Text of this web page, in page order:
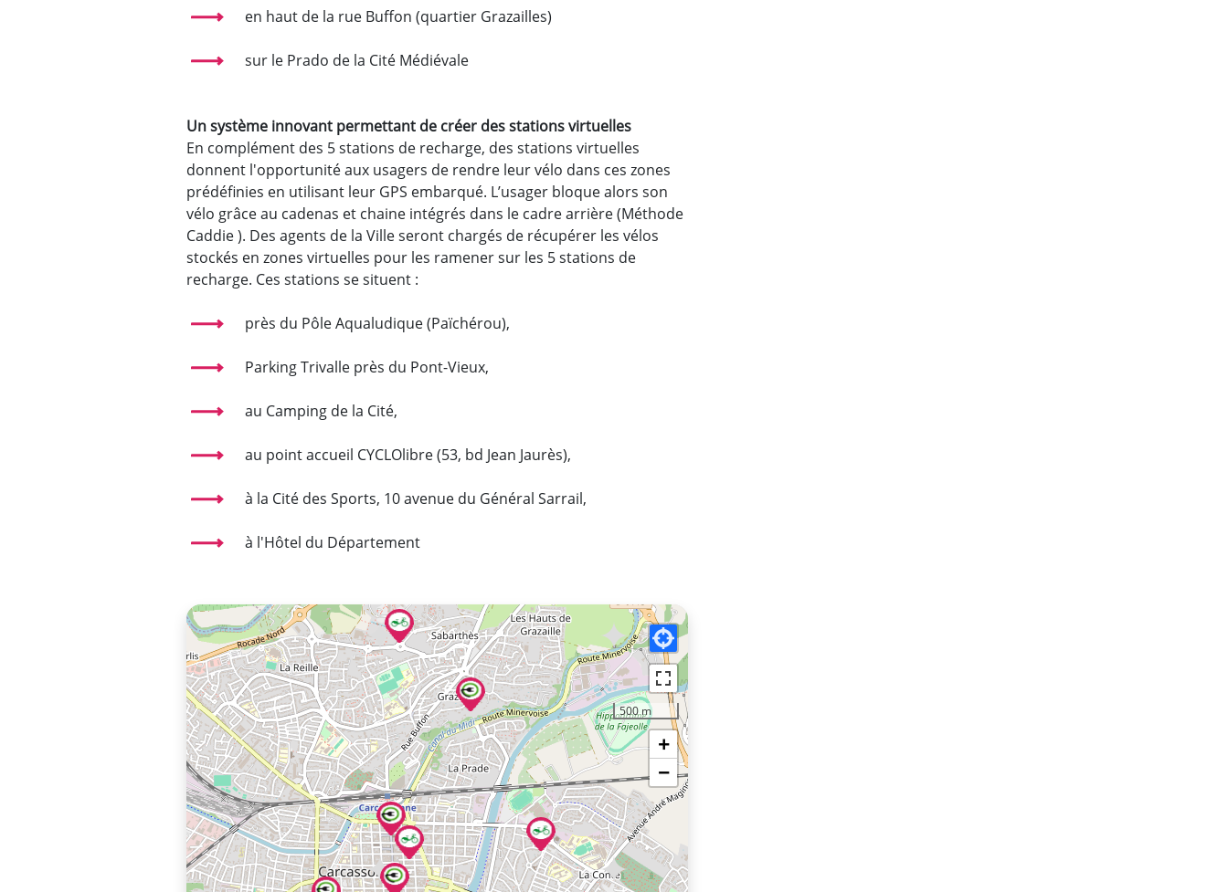
en haut de la rue Buffon (quartier Grazailles)
sur le Prado de la Cité Médiévale
Un système innovant permettant de créer des stations virtuelles
En complément des 5 stations de recharge, des stations virtuelles
donnent l'opportunité aux usagers de rendre leur vélo dans ces zones
prédéfinies en utilisant leur GPS embarqué. L’usager bloque alors son
vélo grâce au cadenas et chaine intégrés dans le cadre arrière (Méthode
Caddie ). Des agents de la Ville seront chargés de récupérer les vélos
stockés en zones virtuelles pour les ramener sur les 5 stations de
recharge. Ces stations se situent :
près du Pôle Aqualudique (Païchérou),
Parking Trivalle près du Pont-Vieux,
au Camping de la Cité,
au point accueil CYCLOlibre (53, bd Jean Jaurès),
à la Cité des Sports, 10 avenue du Général Sarrail,
à l'Hôtel du Département
500 m
+
−